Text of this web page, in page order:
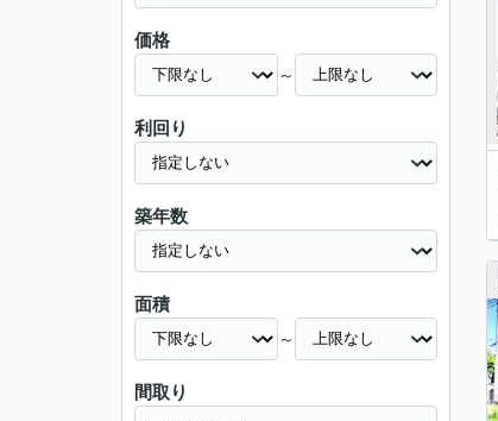
価格
～
利回り
築年数
面積
～
間取り